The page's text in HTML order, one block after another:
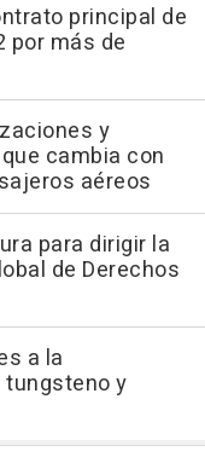
principal de
por más de
y
cambia con
aéreos
para dirigir la
de Derechos
a la
y